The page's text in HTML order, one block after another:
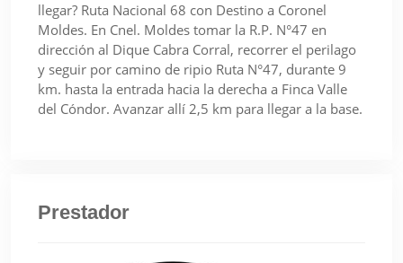
llegar? Ruta Nacional 68 con Destino a Coronel
Moldes. En Cnel. Moldes tomar la R.P. N°47 en
dirección al Dique Cabra Corral, recorrer el perilago
y seguir por camino de ripio Ruta N°47, durante 9
km. hasta la entrada hacia la derecha a Finca Valle
del Cóndor. Avanzar allí 2,5 km para llegar a la base.
Prestador